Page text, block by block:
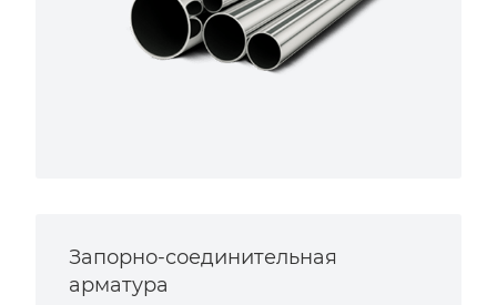
Запорно-соединительная
арматура